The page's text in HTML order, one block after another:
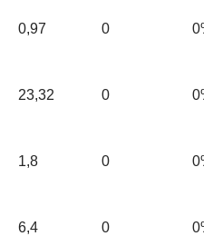
0,97 0 0%
23,32 0 0%
1,8 0 0%
6,4 0 0%